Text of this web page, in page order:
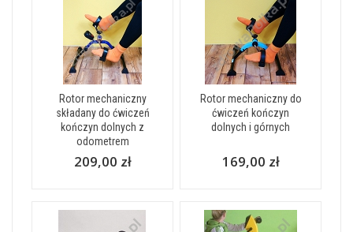
Rotor mechaniczny
składany do ćwiczeń
kończyn dolnych z
odometrem
209,00 zł
Rotor mechaniczny do
ćwiczeń kończyn
dolnych i górnych
169,00 zł